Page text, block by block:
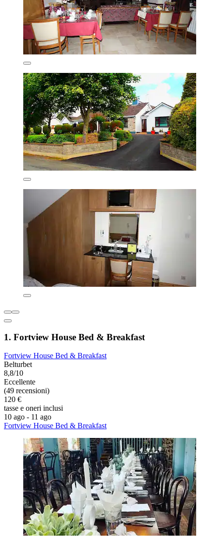
1. Fortview House Bed & Breakfast
Fortview House Bed & Breakfast
Belturbet
8,8/10
Eccellente
(49 recensioni)
120 €
tasse e oneri inclusi
10 ago - 11 ago
Fortview House Bed & Breakfast